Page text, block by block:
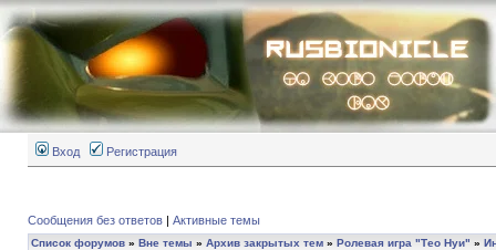
Вход Регистрация
Сообщения без ответов | Активные темы
Список форумов » Вне темы » Архив закрытых тем » Ролевая игра "Тео Нуи" »